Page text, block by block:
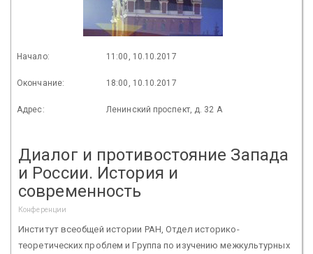
Начало: 11:00, 10.10.2017
Окончание: 18:00, 10.10.2017
Адрес: Ленинский проспект, д. 32 А
Диалог и противостояние Запада
и России. История и
современность
Конференции
Институт всеобщей истории РАН, Отдел историко-
теоретических проблем и Группа по изучению межкультурных